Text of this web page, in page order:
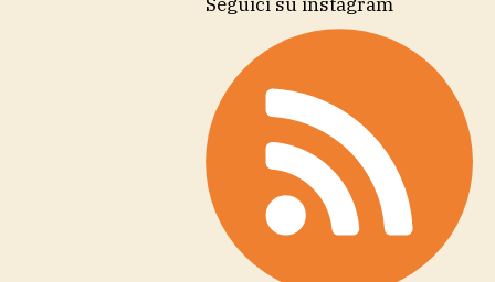
Seguici su instagram